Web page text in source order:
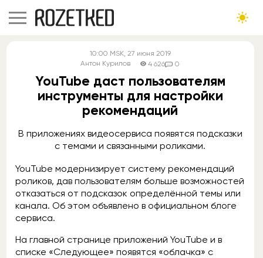
10:00 MSK, 27 июня 2019
Антон Курилов
4 626 0
YouTube даст пользователям
инструменты для настройки
рекомендаций
В приложениях видеосервиса появятся подсказки
с темами и связанными роликами.
YouTube модернизирует систему рекомендаций
роликов, дав пользователям больше возможностей
отказаться от подсказок определённой темы или
канала. Об этом объявлено в официальном блоге
сервиса.
На главной странице приложений YouTube и в
списке «Следующее» появятся «облачка» с